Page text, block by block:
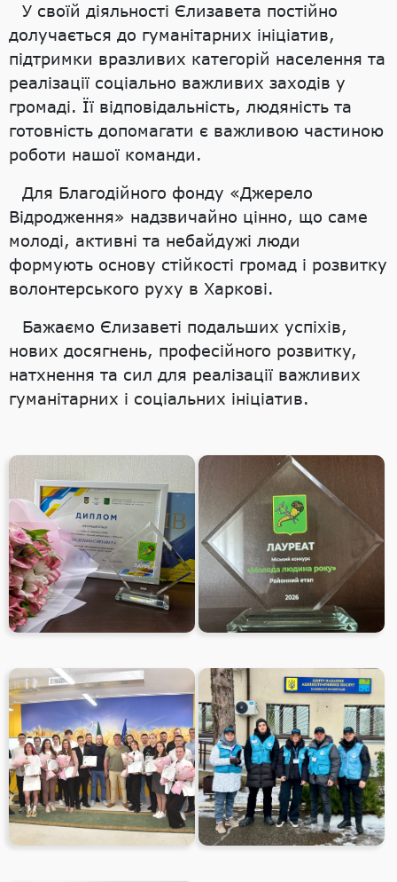
У своїй діяльності Єлизавета постійно
долучається до гуманітарних ініціатив,
підтримки вразливих категорій населення та
реалізації соціально важливих заходів у
громаді. Її відповідальність, людяність та
готовність допомагати є важливою частиною
роботи нашої команди.
Для Благодійного фонду «Джерело
Відродження» надзвичайно цінно, що саме
молоді, активні та небайдужі люди
формують основу стійкості громад і розвитку
волонтерського руху в Харкові.
Бажаємо Єлизаветі подальших успіхів,
нових досягнень, професійного розвитку,
натхнення та сил для реалізації важливих
гуманітарних і соціальних ініціатив.